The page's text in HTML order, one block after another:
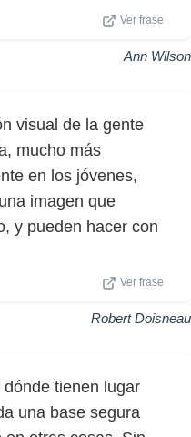
Ver frase
Ann Wilson
visual de la gente
mucho más
en los jóvenes,
imagen que
y pueden hacer con
Ver frase
Robert Doisneau
tienen lugar
una base segura